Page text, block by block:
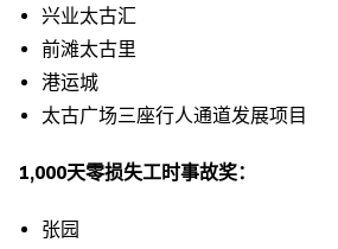
兴业太古汇
前滩太古里
港运城
太古广场三座行人通道发展项目
1,000天零损失工时事故奖：
张园